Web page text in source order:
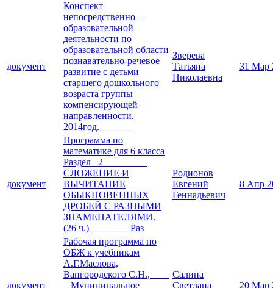
документ
Конспект
непосредственно –
образовательной
деятельности по
образовательной области
познавательно-речевое
развитие с детьми
старшего дошкольного
возраста группы
компенсирующей
направленности.
2014год.
Зверева
Татьяна
Николаевна
31 Мар
документ
Программа по
математике для 6 класса
Раздел 2
СЛОЖЕНИЕ И
ВЫЧИТАНИЕ
ОБЫКНОВЕННЫХ
ДРОБЕЙ С РАЗНЫМИ
ЗНАМЕНАТЕЛЯМИ.
(26 ч.) Раз
Родионов
Евгений
Геннадьевич
8 Апр
документ
Рабочая программа по
ОБЖ к учебникам
А.Г.Маслова,
Вангородского С.Н.,
Муниципальное
Салина
Светлана
20 Мар